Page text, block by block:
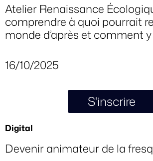
Atelier Renaissance
comprendre à quoi pourrait
monde d’après et comment
16/10/2025
S'inscrire
Digital
Devenir animateur de la